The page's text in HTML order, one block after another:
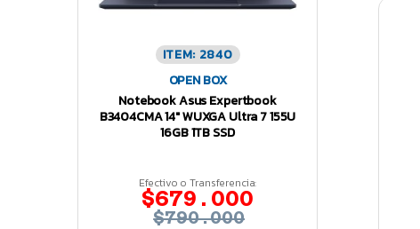
ITEM: 2840
OPEN BOX
Notebook Asus Expertbook
B3404CMA 14″ WUXGA Ultra 7 155U
16GB 1TB SSD
Efectivo o Transferencia:
$679.000
$790.000